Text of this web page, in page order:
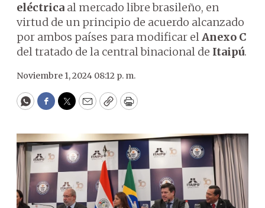
eléctrica al mercado libre brasileño, en
virtud de un principio de acuerdo alcanzado
por ambos países para modificar elAnexo C
del tratado de la central binacional de Itaipú.
Noviembre 1, 2024 08:12 p. m.
WhatsApp
Facebook
Twitter
EmailCopyPrint